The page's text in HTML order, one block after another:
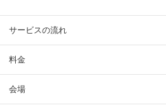
サービスの流れ
料金
会場